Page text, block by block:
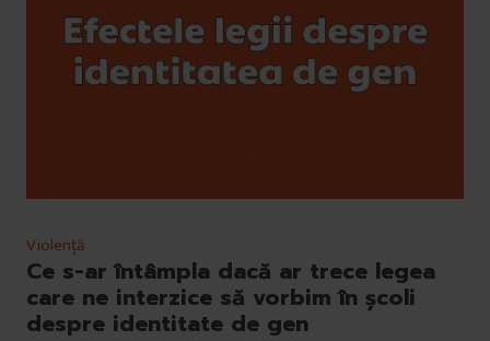
Violență
Ce s-ar întâmpla dacă ar trece legea
care ne interzice să vorbim în școli
despre identitate de gen